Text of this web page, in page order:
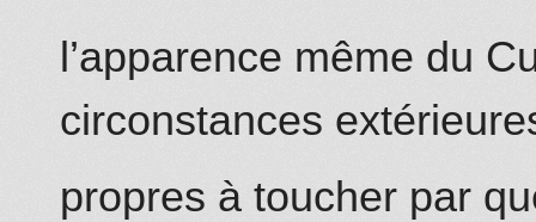
l’apparence même du
circonstances
propres à toucher par